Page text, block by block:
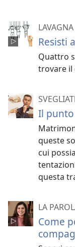
Resisti
Quattro
trovare il
Il
queste
cui
questa
LA
Come